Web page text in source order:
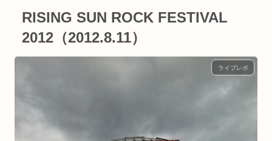
RISING SUN ROCK FESTIVAL
2012（2012.8.11）
ライブレポ